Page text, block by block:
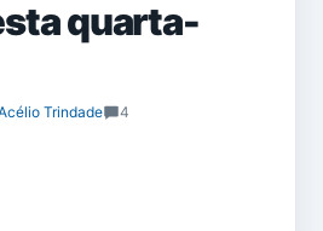
quarta-
Trindade 4